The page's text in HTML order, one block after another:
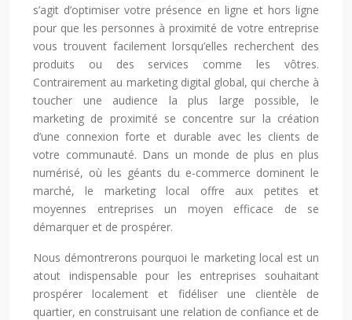
s’agit d’optimiser votre présence en ligne et hors ligne
pour que les personnes à proximité de votre entreprise
vous trouvent facilement lorsqu’elles recherchent des
produits ou des services comme les vôtres.
Contrairement au marketing digital global, qui cherche à
toucher une audience la plus large possible, le
marketing de proximité se concentre sur la création
d’une connexion forte et durable avec les clients de
votre communauté. Dans un monde de plus en plus
numérisé, où les géants du e-commerce dominent le
marché, le marketing local offre aux petites et
moyennes entreprises un moyen efficace de se
démarquer et de prospérer.
Nous démontrerons pourquoi le marketing local est un
atout indispensable pour les entreprises souhaitant
prospérer localement et fidéliser une clientèle de
quartier, en construisant une relation de confiance et de